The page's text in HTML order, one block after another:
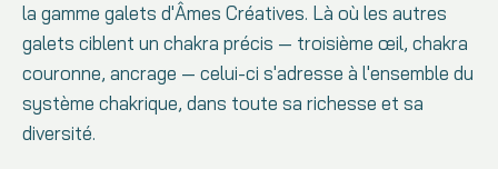
la gamme galets d'Âmes Créatives. Là où les autres
galets ciblent un chakra précis — troisième œil, chakra
couronne, ancrage — celui-ci s'adresse à l'ensemble du
système chakrique, dans toute sa richesse et sa
diversité.